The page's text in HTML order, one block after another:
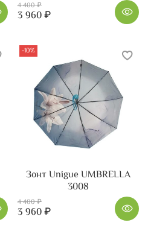
4 400 ₽
3 960 ₽
-10%
Зонт Unigue UMBRELLA
3008
4 400 ₽
3 960 ₽